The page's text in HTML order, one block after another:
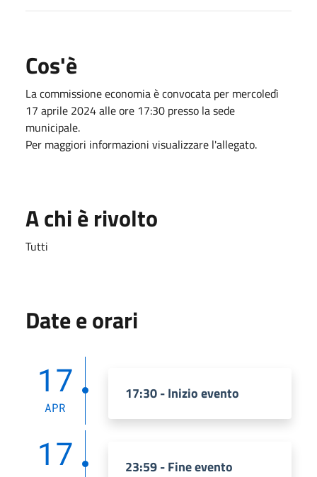
Cos'è
La commissione economia è convocata per mercoledì
17 aprile 2024 alle ore 17:30 presso la sede
municipale.
Per maggiori informazioni visualizzare l'allegato.
A chi è rivolto
Tutti
Date e orari
17
APR
17:30 - Inizio evento
17 23:59 - Fine evento